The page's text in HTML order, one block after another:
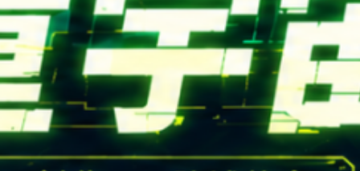
高中生懶人包 High school
CONTACT
Email：
cldept@saturn.yzu.edu.tw
校本部電話： +886-3-4638800 #2706,2707
地址：桃園市中壢區遠東路 135 號  元智五館 6 樓